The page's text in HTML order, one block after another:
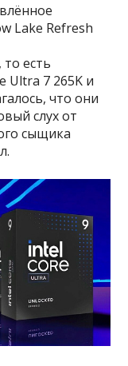
Lake Refresh
есть
Ultra 7 265K и
что они
слух от
сыщика